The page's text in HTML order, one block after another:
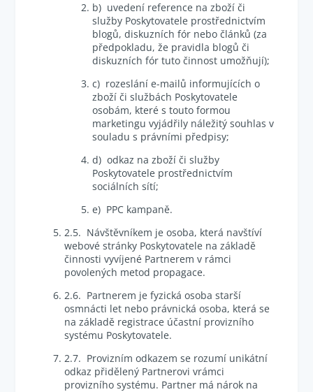
b) uvedení reference na zboží či
služby Poskytovatele prostřednictvím
blogů, diskuzních fór nebo článků (za
předpokladu, že pravidla blogů či
diskuzních fór tuto činnost umožňují);
c) rozeslání e-mailů informujících o
zboží či službách Poskytovatele
osobám, které s touto formou
marketingu vyjádřily náležitý souhlas v
souladu s právními předpisy;
d) odkaz na zboží či služby
Poskytovatele prostřednictvím
sociálních sítí;
e) PPC kampaně.
2.5. Návštěvníkem je osoba, která navštíví
webové stránky Poskytovatele na základě
činnosti vyvíjené Partnerem v rámci
povolených metod propagace.
2.6. Partnerem je fyzická osoba starší
osmnácti let nebo právnická osoba, která se
na základě registrace účastní provizního
systému Poskytovatele.
2.7. Provizním odkazem se rozumí unikátní
odkaz přidělený Partnerovi vrámci
provizního systému. Partner má nárok na